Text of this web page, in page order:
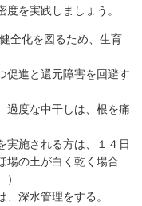
を実践しましょう。
全化を図るため、生育
促進と還元障害を回避す
過度な中干しは、根を痛
施される方は、１４日
場の土が白く乾く場合
深水管理をする。